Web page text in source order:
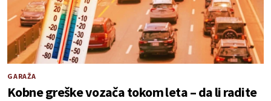
GARAŽA
Kobne greške vozača tokom leta – da li radite